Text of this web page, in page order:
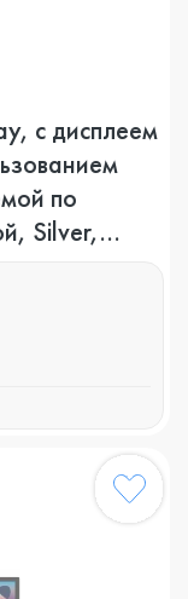
с дисплеем
по
Silver,